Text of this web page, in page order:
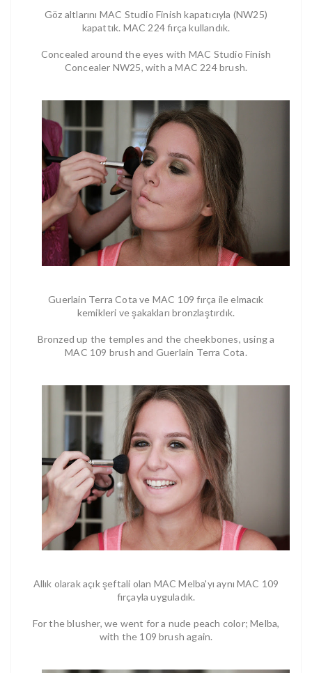
Göz altlarını MAC Studio Finish kapatıcıyla (NW25)
kapattık. MAC 224 fırça kullandık.
Concealed around the eyes with MAC Studio Finish
Concealer NW25, with a MAC 224 brush.
Guerlain Terra Cota ve MAC 109 fırça ile elmacık
kemikleri ve şakakları bronzlaştırdık.
Bronzed up the temples and the cheekbones, using a
MAC 109 brush and Guerlain Terra Cota.
Allık olarak açık şeftali olan MAC Melba'yı aynı MAC 109
fırçayla uyguladık.
For the blusher, we went for a nude peach color; Melba,
with the 109 brush again.